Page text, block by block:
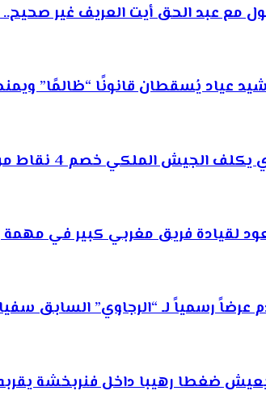
مع عبد الحق أيت العريف غير
عياد يُسقطان قانونًا “ظالمًا”
الجيش الملكي خصم 4 نقاط من رصيده
لقيادة فريق مغربي كبير في مهمة
رسمياً لـ “الرجاوي” السابق
ضغطا رهيبا داخل فنربخشة يقربه